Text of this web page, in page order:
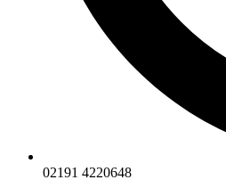
02191 4220648